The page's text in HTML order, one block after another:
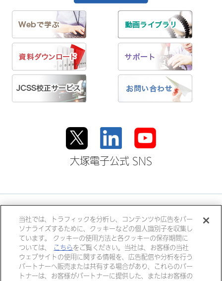
大塚電子公式 SNS
大塚ホールディングス
大塚製薬 大塚製薬工場
大鵬薬品工業
大塚倉庫
大塚化学
大塚食品
大塚メディカルデバイス
当社では、トラフィックを分析し、コンテンツや広告をパー
ソナライズするために、クッキーなどの個人識別子を収集し
ています。 クッキーの使用方法と各クッキーの保存期間に
ついては、
こちらをご覧ください。当社は、お客様の当社
ウェブサイトの使用に関する情報を、広告配信や分析を行う
パートナーへ販売または共有する場合があり、これらのパー
トナーは、お客様がパートナーに提供した、またはお客様の